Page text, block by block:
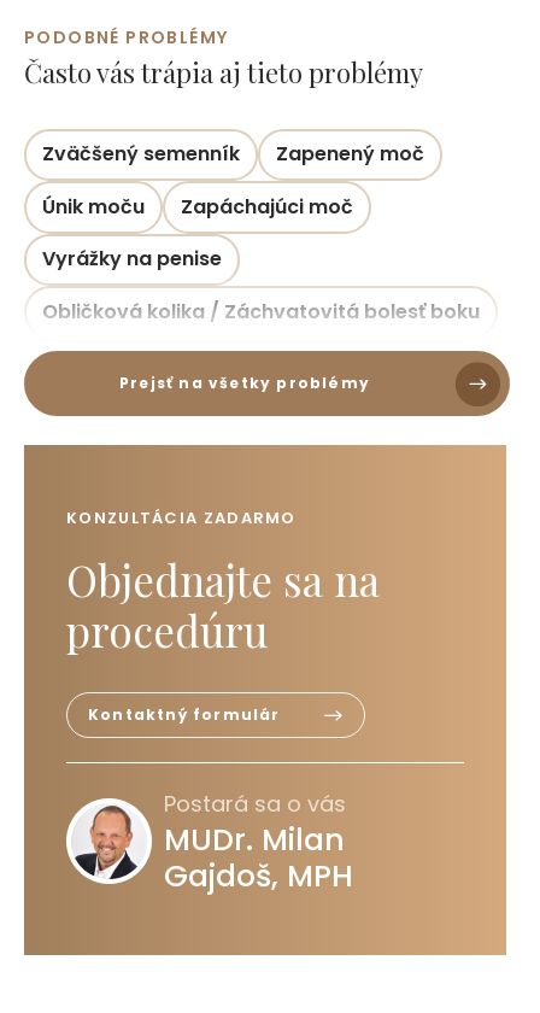
PODOBNÉ PROBLÉMY
Často vás trápia aj tieto problémy
Zväčšený semenník
Zapenený moč
Únik moču
Zapáchajúci moč
Vyrážky na penise
Obličková kolika / Záchvatovitá bolesť boku
Prejsť na všetky problémy
KONZULTÁCIA ZADARMO
Objednajte sa na
procedúru
Kontaktný formulár
Postará sa o vás
MUDr. Milan
Gajdoš, MPH